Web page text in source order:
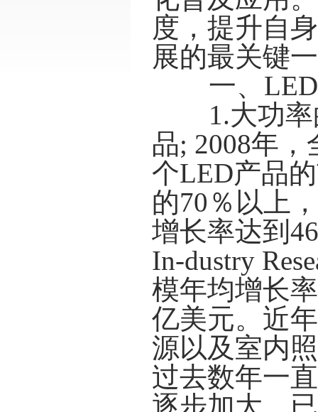
度，提升自
展的最关键
一、LED
1.大功
品; 2008年
个LED产品
的70％以上
增长率达到
In-dustry
模年均增长
亿美元。近
源以及室内
过去数年一